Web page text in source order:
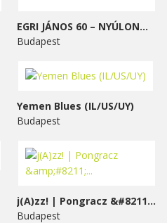
EGRI JÁNOS 60 – NYÚLON...
Budapest
Yemen Blues (IL/US/UY)
Budapest
j(A)zz! | Pongracz &#8211;...
Budapest